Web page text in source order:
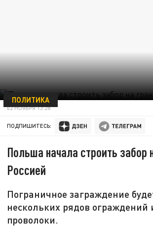
ПОЛИТИКА
02 НОЯБРЯ 13:28
ПОДПИШИТЕСЬ:
Польша начала строить забор
Россией
Пограничное заграждение
нескольких рядов ограждений
проволоки.